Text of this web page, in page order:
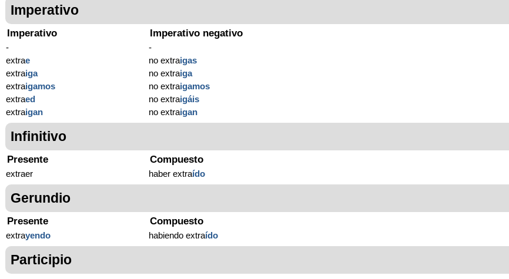
Imperativo
Imperativo
-
extrae
extraiga
extraigamos
extraed
extraigan
Imperativo negativo
-
no extraigas
no extraiga
no extraigamos
no extraigáis
no extraigan
Infinitivo
Presente
extraer
Compuesto
haber extraído
Gerundio
Presente
extrayendo
Compuesto
habiendo extraído
Participio